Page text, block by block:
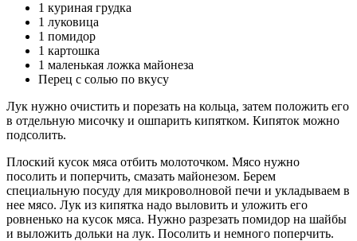
1 куриная грудка
1 луковица
1 помидор
1 картошка
1 маленькая ложка майонеза
Перец с солью по вкусу
Лук нужно очистить и порезать на кольца, затем положить его
в отдельную мисочку и ошпарить кипятком. Кипяток можно
подсолить.
Плоский кусок мяса отбить молоточком. Мясо нужно
посолить и поперчить, смазать майонезом. Берем
специальную посуду для микроволновой печи и укладываем в
нее мясо. Лук из кипятка надо выловить и уложить его
ровненько на кусок мяса. Нужно разрезать помидор на шайбы
и выложить дольки на лук. Посолить и немного поперчить.